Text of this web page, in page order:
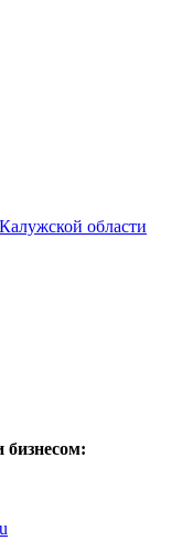
бизнесом: